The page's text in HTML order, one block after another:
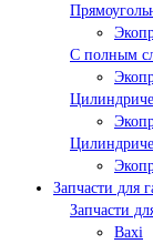
С полным
Запчасти для
Запчасти
Baxi